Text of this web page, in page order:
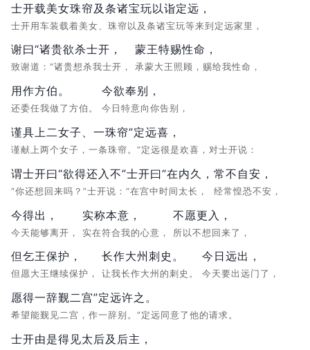
士开载美女珠帘及条诸宝玩以诣定远，
士开用车装载着美女、珠帘以及条诸宝玩等来到定远家里，
谢曰“诸贵欲杀士开，
致谢道：“诸贵想杀我士开，
蒙王特赐性命，
承蒙大王照顾，赐给我性命，
用作方伯。
还委任我做了方伯。
今欲奉别，
今日特意向你告别，
谨具上二女子、一珠帘”定远喜，
谨献上两个女子，一条珠帘。”定远很是欢喜，对士开说：
谓士开曰“欲得还入不”士开曰“在内久，
“你还想回来吗？”士开说：“在宫中时间太长，
常不自安，
经常惶恐不安，
今得出，
今天能够离开，
实称本意，
实在符合我的心意，
不愿更入，
所以不想回来了，
但乞王保护，
但愿大王继续保护，
长作大州刺史。
让我长作大州的刺史。
今日远出，
今天要出远门了，
愿得一辞觐二宫”定远许之。
希望能觐见二宫，作一辞别。”定远同意了他的请求。
士开由是得见太后及后主，